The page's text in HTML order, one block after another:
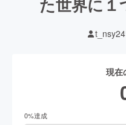
た世界に１
t_nsy24
現在
0%達成